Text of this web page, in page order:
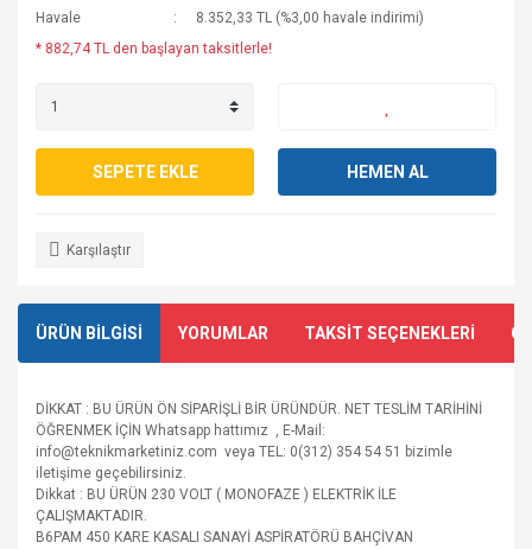
Havale
8.352,33 TL (%3,00 havale indirimi)
* 882,74 TL den başlayan taksitlerle!
SEPETE EKLE HEMEN AL
Karşılaştır
ÜRÜN BİLGİSİ YORUMLAR TAKSİT SEÇENEKLERİ
DİKKAT : BU ÜRÜN ÖN SİPARİŞLİ BİR ÜRÜNDÜR. NET TESLİM TARİHİNİ
ÖĞRENMEK İÇİN Whatsapp hattımız , E-Mail:
info@teknikmarketiniz.com veya TEL: 0(312) 354 54 51 bizimle
iletişime geçebilirsiniz.
Dikkat : BU ÜRÜN 230 VOLT ( MONOFAZE ) ELEKTRİK İLE
ÇALIŞMAKTADIR.
B6PAM 450 KARE KASALI SANAYİ ASPİRATÖRÜ BAHÇİVAN